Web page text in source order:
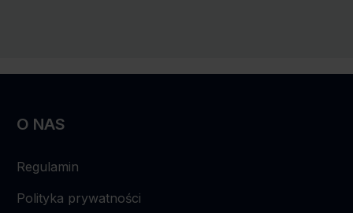
Europejskiego i Rady (UE) 2016/679 (RODO).”
O NAS
Regulamin
Polityka prywatności